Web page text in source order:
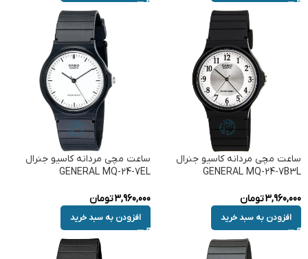
ساعت مچی مردانه کاسیو جنرال
GENERAL MQ-24-7B3L
3,960,000تومان
افزودن به سبد خرید
ساعت مچی مردانه کاسیو جنرال
GENERAL MQ-24-7EL
3,960,000تومان
افزودن به سبد خرید